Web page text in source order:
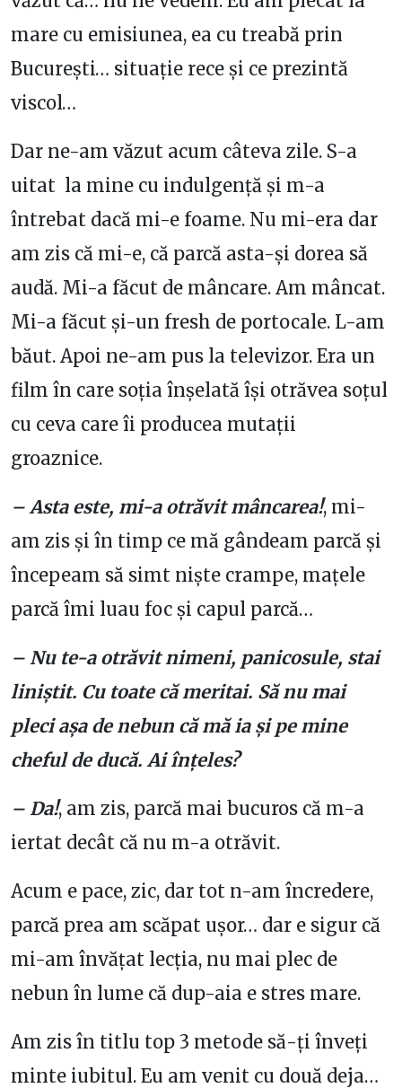
mare cu emisiunea, ea cu treabă prin
București… situație rece și ce prezintă
viscol…
Dar ne-am văzut acum câteva zile. S-a
uitat la mine cu indulgență și m-a
întrebat dacă mi-e foame. Nu mi-era dar
am zis că mi-e, că parcă asta-și dorea să
audă. Mi-a făcut de mâncare. Am mâncat.
Mi-a făcut și-un fresh de portocale. L-am
băut. Apoi ne-am pus la televizor. Era un
film în care soția înșelată își otrăvea soțul
cu ceva care îi producea mutații
groaznice.
– Asta este, mi-a otrăvit mâncarea!, mi-
am zis și în timp ce mă gândeam parcă și
începeam să simt niște crampe, mațele
parcă îmi luau foc și capul parcă…
– Nu te-a otrăvit nimeni, panicosule, stai
liniștit. Cu toate că meritai. Să nu mai
pleci așa de nebun că mă ia și pe mine
cheful de ducă. Ai înțeles?
– Da!, am zis, parcă mai bucuros că m-a
iertat decât că nu m-a otrăvit.
Acum e pace, zic, dar tot n-am încredere,
parcă prea am scăpat ușor… dar e sigur că
mi-am învățat lecția, nu mai plec de
nebun în lume că dup-aia e stres mare.
Am zis în titlu top 3 metode să-ți înveți
minte iubitul. Eu am venit cu două deja…